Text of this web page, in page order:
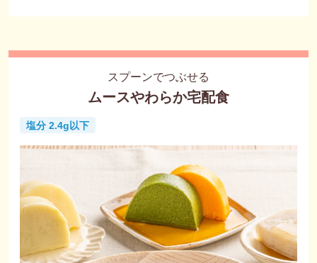
スプーンでつぶせる
ムースやわらか宅配食
塩分 2.4g以下